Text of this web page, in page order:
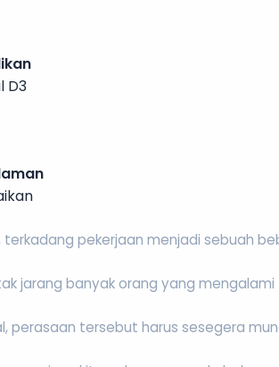
D3
terkadang pekerjaan menjadi sebuah
jarang banyak orang yang
perasaan tersebut harus sesegera